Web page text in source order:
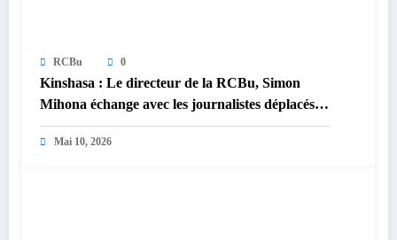
RCBu 0
Kinshasa : Le directeur de la RCBu, Simon
Mihona échange avec les journalistes déplacés
du Sud-Kivu
Mai 10, 2026